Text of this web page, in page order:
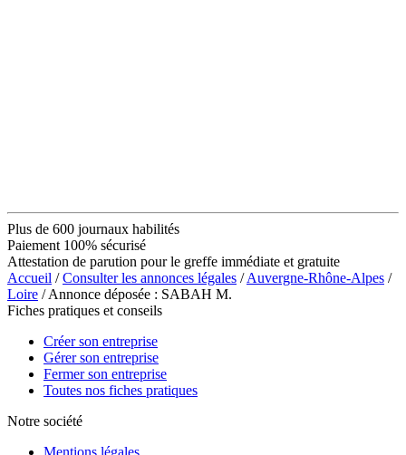
Plus de 600 journaux habilités
Paiement 100% sécurisé
Attestation de parution pour le greffe immédiate et gratuite
Accueil /Consulter les annonces légales /Auvergne-Rhône-Alpes /
Loire / Annonce déposée : SABAH M.
Fiches pratiques et conseils
Créer son entreprise
Gérer son entreprise
Fermer son entreprise
Toutes nos fiches pratiques
Notre société
Mentions légales